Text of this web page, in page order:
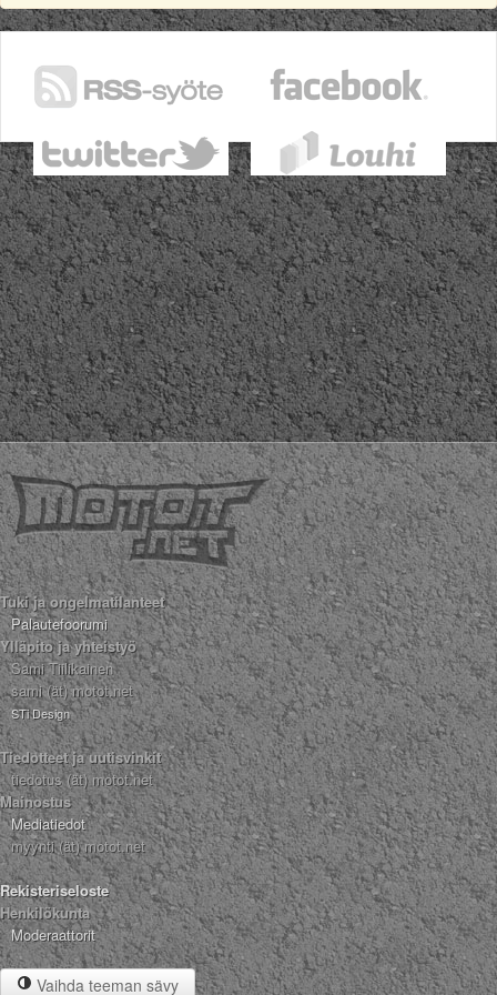
Tuki ja ongelmatilanteet
Palautefoorumi
Ylläpito ja yhteistyö
Sami Tiilikainen
sami (ät) motot.net
STi Design
Tiedotteet ja uutisvinkit
tiedotus (ät) motot.net
Mainostus
Mediatiedot
myynti (ät) motot.net
Rekisteriseloste
Henkilökunta
Moderaattorit
Vaihda teeman sävy